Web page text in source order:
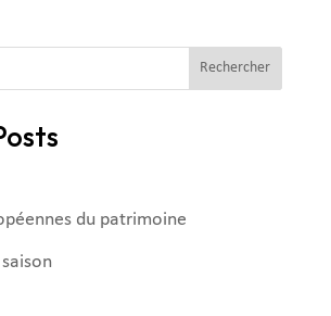
Rechercher
du patrimoine